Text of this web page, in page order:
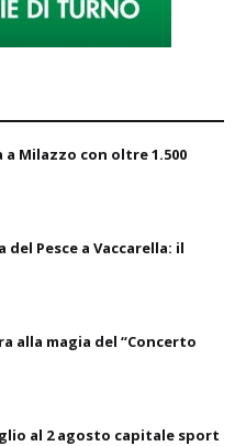
a Milazzo con oltre 1.500
del Pesce a Vaccarella: il
alla magia del “Concerto
al 2 agosto capitale sport